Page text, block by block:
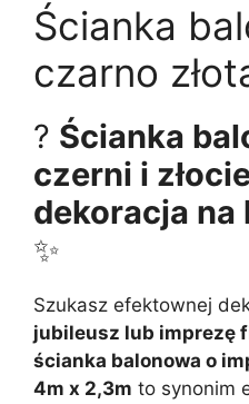
Ścianka
czarno
? Ścianka
czerni i
dekoracja na
✨
Szukasz efektownej
jubileusz lub imprezę
ścianka balonowa o
4m x 2,3m to synonim